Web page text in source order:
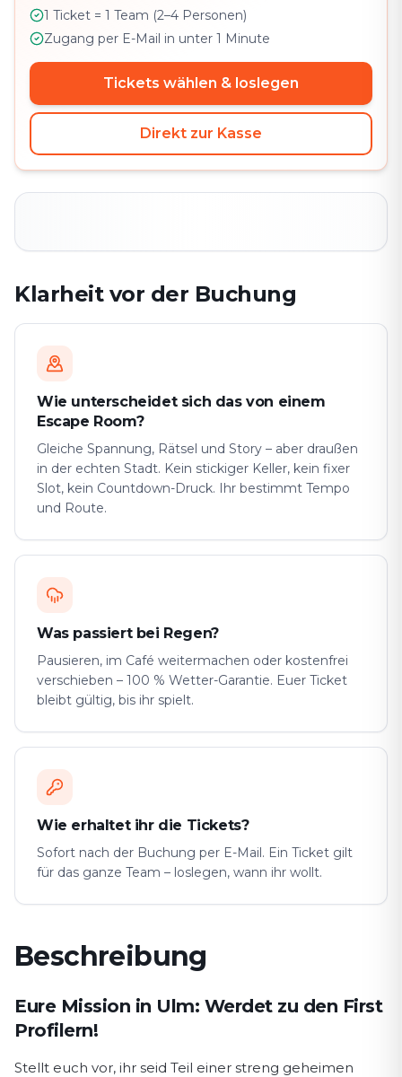
1 Ticket = 1 Team (2–4 Personen)
Zugang per E-Mail in unter 1 Minute
Tickets wählen & loslegen
Direkt zur Kasse
Klarheit vor der Buchung
Wie unterscheidet sich das von einem
Escape Room?
Gleiche Spannung, Rätsel und Story – aber draußen
in der echten Stadt. Kein stickiger Keller, kein fixer
Slot, kein Countdown-Druck. Ihr bestimmt Tempo
und Route.
Was passiert bei Regen?
Pausieren, im Café weitermachen oder kostenfrei
verschieben – 100 % Wetter-Garantie. Euer Ticket
bleibt gültig, bis ihr spielt.
Wie erhaltet ihr die Tickets?
Sofort nach der Buchung per E-Mail. Ein Ticket gilt
für das ganze Team – loslegen, wann ihr wollt.
Beschreibung
Spielbeschreibung First Profiler
Eure Mission in Ulm: Werdet zu den First
Profilern!
Stellt euch vor, ihr seid Teil einer streng geheimen